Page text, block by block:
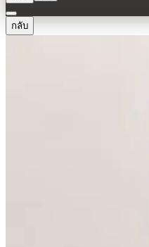
กลับ